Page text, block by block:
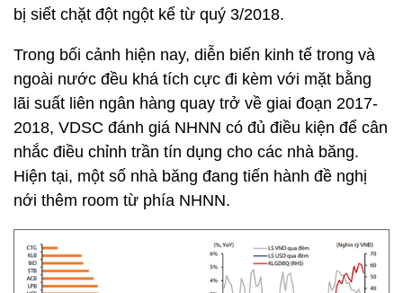
bị siết chặt đột ngột kể từ quý 3/2018.
Trong bối cảnh hiện nay, diễn biến kinh tế trong và
ngoài nước đều khá tích cực đi kèm với mặt bằng
lãi suất liên ngân hàng quay trở về giai đoạn 2017-
2018, VDSC đánh giá NHNN có đủ điều kiện để cân
nhắc điều chỉnh trần tín dụng cho các nhà băng.
Hiện tại, một số nhà băng đang tiến hành đề nghị
nới thêm room từ phía NHNN.